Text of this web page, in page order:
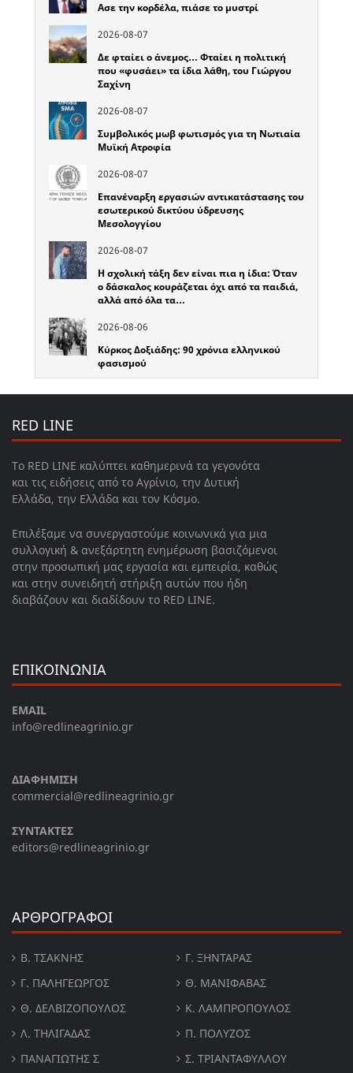
Ασε την κορδέλα, πιάσε το μυστρί
2026-08-07
Δε φταίει ο άνεμος… Φταίει η πολιτική
που «φυσάει» τα ίδια λάθη, του Γιώργου
Σαχίνη
2026-08-07
Συμβολικός μωβ φωτισμός για τη Νωτιαία
Μυϊκή Ατροφία
2026-08-07
Επανέναρξη εργασιών αντικατάστασης του
εσωτερικού δικτύου ύδρευσης
Μεσολογγίου
2026-08-07
Η σχολική τάξη δεν είναι πια η ίδια: Όταν
ο δάσκαλος κουράζεται όχι από τα παιδιά,
αλλά από όλα τα…
2026-08-06
Κύρκος Δοξιάδης: 90 χρόνια ελληνικού
φασισμού
RED LINE
Το RED LINE καλύπτει καθημερινά τα γεγονότα
και τις ειδήσεις από το Αγρίνιο, την Δυτική
Ελλάδα, την Ελλάδα και τον Κόσμο.
Επιλέξαμε να συνεργαστούμε κοινωνικά για μια
συλλογική & ανεξάρτητη ενημέρωση βασιζόμενοι
στην προσωπική μας εργασία και εμπειρία, καθώς
και στην συνειδητή στήριξη αυτών που ήδη
διαβάζουν και διαδίδουν το RED LINE.
ΕΠΙΚΟΙΝΩΝΙΑ
EMAIL
info@redlineagrinio.gr
ΔΙΑΦΗΜΙΣΗ
commercial@redlineagrinio.gr
ΣΥΝΤΑΚΤΕΣ
editors@redlineagrinio.gr
ΑΡΘΡΟΓΡΑΦΟΙ
Β. ΤΣΆΚΝΗΣ
Γ. ΞΗΝΤΆΡΑΣ
Γ. ΠΑΛΗΓΕΏΡΓΟΣ
Θ. ΜΑΝΙΦΑΒΑΣ
Θ. ΔΕΛΒΙΖΌΠΟΥΛΟΣ
Κ. ΛΑΜΠΡΟΠΟΥΛΟΣ
Λ. ΤΗΛΙΓΑΔΑΣ
Π. ΠΟΛΎΖΟΣ
ΠΑΝΑΓΙΏΤΗΣ Σ
Σ. ΤΡΙΑΝΤΑΦΥΛΛΟΥ